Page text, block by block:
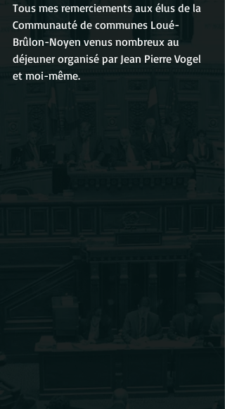
Tous mes remerciements aux élus de la
Communauté de communes Loué-
Brûlon-Noyen venus nombreux au
déjeuner organisé par Jean Pierre Vogel
et moi-même.